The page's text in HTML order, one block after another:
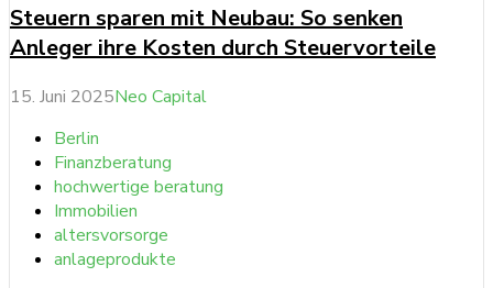
Steuern sparen mit Neubau: So senken
Anleger ihre Kosten durch Steuervorteile
15. Juni 2025Neo Capital
Berlin
Finanzberatung
hochwertige beratung
Immobilien
altersvorsorge
anlageprodukte